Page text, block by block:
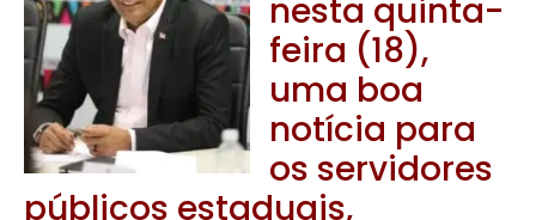
nesta quinta-
feira (18),
uma boa
notícia para
os servidores
públicos estaduais,